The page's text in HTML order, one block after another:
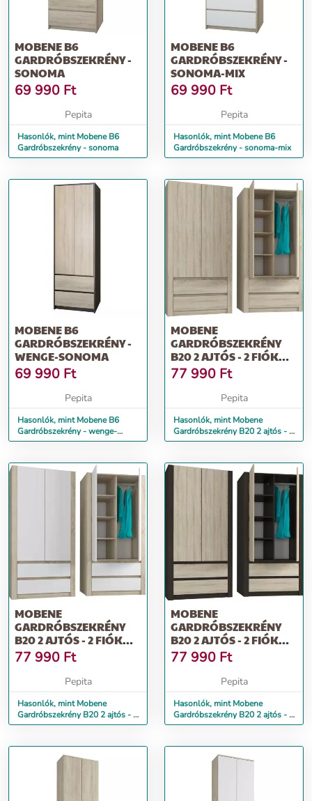
MOBENE B6
GARDRÓBSZEKRÉNY -
SONOMA
69 990 Ft
Pepita
Hasonlók, mint Mobene B6
Gardróbszekrény - sonoma
MOBENE B6
GARDRÓBSZEKRÉNY -
SONOMA-MIX
69 990 Ft
Pepita
Hasonlók, mint Mobene B6
Gardróbszekrény - sonoma-mix
MOBENE B6
GARDRÓBSZEKRÉNY -
WENGE-SONOMA
69 990 Ft
Pepita
Hasonlók, mint Mobene B6
Gardróbszekrény - wenge-
sonoma
MOBENE
GARDRÓBSZEKRÉNY
B20 2 AJTÓS - 2 FIÓKOS
, SONOMA
77 990 Ft
Pepita
Hasonlók, mint Mobene
Gardróbszekrény B20 2 ajtós - 2
fiókos , sonoma
MOBENE
GARDRÓBSZEKRÉNY
B20 2 AJTÓS - 2 FIÓKOS
, SONOMA-MIX
77 990 Ft
Pepita
Hasonlók, mint Mobene
Gardróbszekrény B20 2 ajtós - 2
fiókos , sonoma-mix
MOBENE
GARDRÓBSZEKRÉNY
B20 2 AJTÓS - 2 FIÓKOS
, WENGE-SONOMA
77 990 Ft
Pepita
Hasonlók, mint Mobene
Gardróbszekrény B20 2 ajtós - 2
fiókos , wenge-sonoma